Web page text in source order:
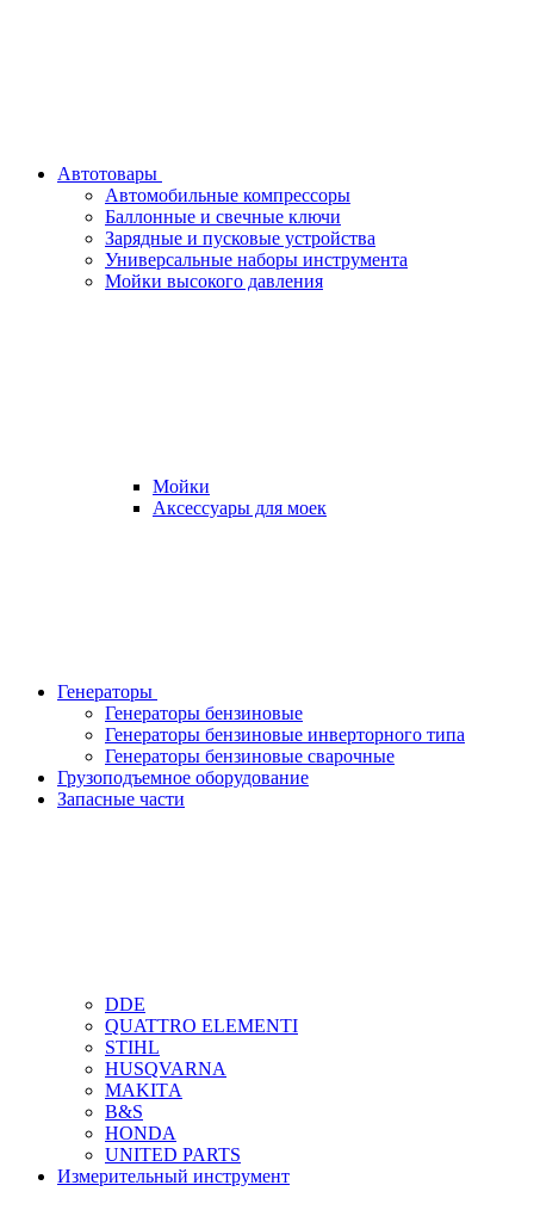
Автотовары
Автомобильные компрессоры
Баллонные и свечные ключи
Зарядные и пусковые устройства
Универсальные наборы инструмента
Мойки высокого давления
Мойки
Аксессуары для моек
Генераторы
Генераторы бензиновые
Генераторы бензиновые инверторного типа
Генераторы бензиновые сварочные
Грузоподъемное оборудование
Запасные части
DDЕ
QUATTRO ELEMENTI
STIHL
HUSQVARNA
MAKITА
B&S
HONDA
UNITED PARTS
Измерительный инструмент